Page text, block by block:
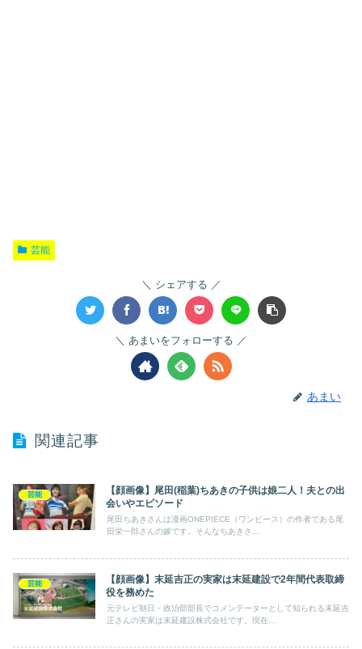
芸能
シェアする
あまいをフォローする
あまい
関連記事
芸能
【顔画像】尾田(稲葉)ちあきの子供は娘二人！夫との出
会いやエピソード
尾田ちあきさんは漫画ONEPIECE（ワンピース）の作者である尾
田栄一郎さんの嫁です。そんなちあきさ...
芸能
【顔画像】末延吉正の実家は末延建設で2年間代表取締
役を務めた
元テレビ朝日・政治部部長でコメンテーターとして知られる末延吉
正さんの実家は末延建設株式会社です。現在...